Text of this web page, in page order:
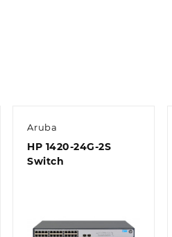
Aruba
HP 1420-24G-2S
Switch